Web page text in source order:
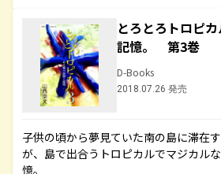
とろとろトロピ
記憶。 第3巻
D-Books
2018.07.26 発売
子供の頃から夢見ていた南の島に滞在
が、島で出合うトロピカルでマジカル
憶。